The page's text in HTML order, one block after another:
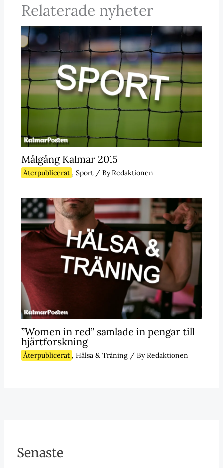
Relaterade nyheter
Målgång Kalmar 2015
Återpublicerat , Sport/ ByRedaktionen
”Women in red” samlade in pengar till
hjärtforskning
Återpublicerat , Hälsa & Träning/ ByRedaktionen
Senaste